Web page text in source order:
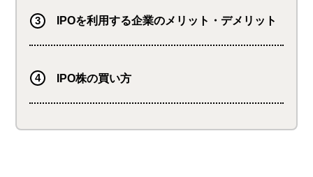
IPOを利用する企業のメリット・デメリット
IPO株の買い方